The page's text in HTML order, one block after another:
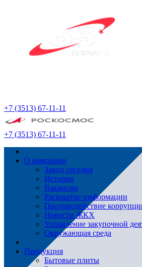
+7 (3513) 67-11-11
+7 (3513) 67-11-11
О компании
Завод сегодня
История
Вакансии
Раскрытие информации
Противодействие
Новости ЖКХ
Управление закупочной
Окружающая среда
Продукция
Бытовые плиты